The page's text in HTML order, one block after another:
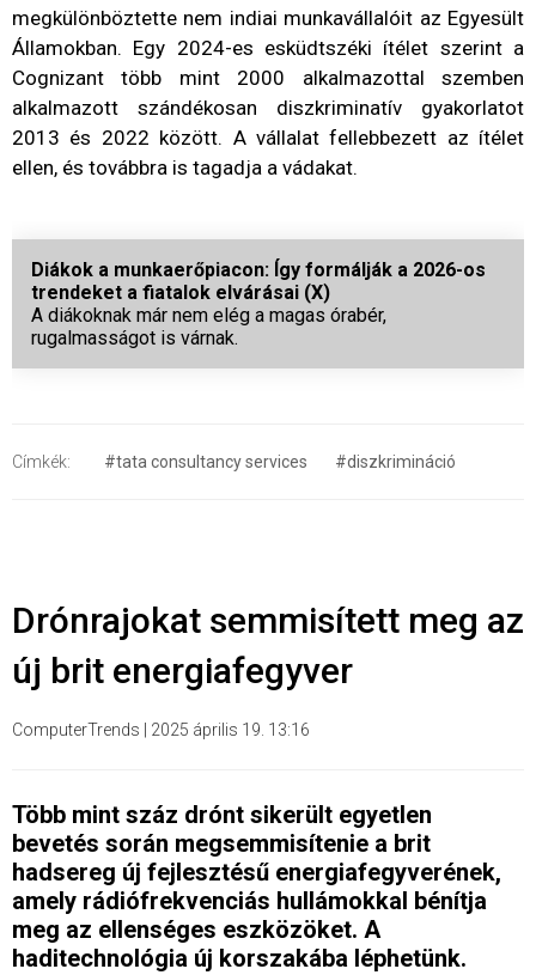
megkülönböztette nem indiai munkavállalóit az Egyesült
Államokban. Egy 2024-es esküdtszéki ítélet szerint a
Cognizant több mint 2000 alkalmazottal szemben
alkalmazott szándékosan diszkriminatív gyakorlatot
2013 és 2022 között. A vállalat fellebbezett az ítélet
ellen, és továbbra is tagadja a vádakat.
Diákok a munkaerőpiacon: Így formálják a 2026-os
trendeket a fiatalok elvárásai (X)
A diákoknak már nem elég a magas órabér,
rugalmasságot is várnak.
Címkék: #tata consultancy services #diszkrimináció
Drónrajokat semmisített meg az
új brit energiafegyver
ComputerTrends 2025 április 19. 13:16
Több mint száz drónt sikerült egyetlen
bevetés során megsemmisítenie a brit
hadsereg új fejlesztésű energiafegyverének,
amely rádiófrekvenciás hullámokkal bénítja
meg az ellenséges eszközöket. A
haditechnológia új korszakába léphetünk.